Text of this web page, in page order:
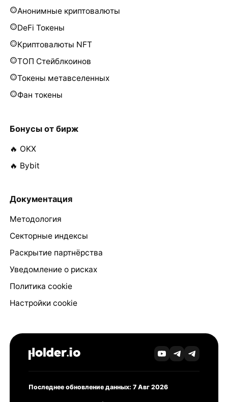
Анонимные криптовалюты
DeFi Токены
Криптовалюты NFT
ТОП Стейблкоинов
Токены метавселенных
Фан токены
Бонусы от бирж
🔥 OKX
🔥 Bybit
Документация
Методология
Секторные индексы
Раскрытие партнёрства
Уведомление о рисках
Политика cookie
Настройки cookie
Последнее обновление данных: 7 Авг 2026